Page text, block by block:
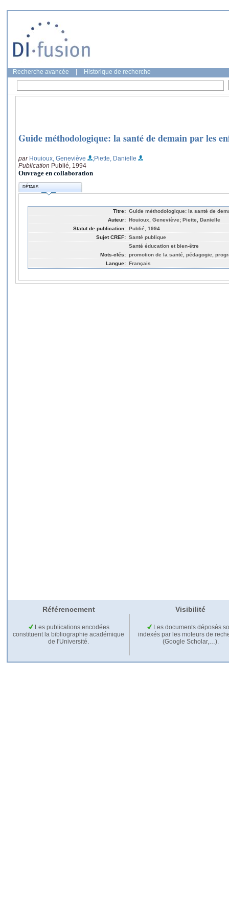
Recherche avancée Historique de recherche
Guide méthodologique: la santé de demain par les
par Houioux, Geneviève
;Piette, Danielle
Publication Publié, 1994
Ouvrage en collaboration
DÉTAILS
Titre: Guide méthodologique: la santé de
Auteur: Houioux, Geneviève; Piette, Danielle
Statut de publication: Publié, 1994
Sujet CREF: Santé publique
Santé éducation et bien-être
Mots-clés: promotion de la santé, pédagogie,
Langue: Français
Référencement Visibilité
Les publications encodées
constituent la bibliographie académique
de l'Université.
Les documents déposés
indexés par les moteurs de
(Google Scholar,…).